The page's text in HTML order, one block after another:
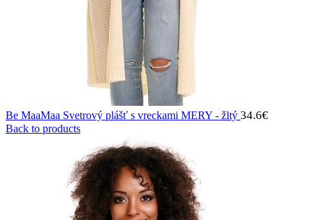
Be MaaMaa Svetrový plášť s vreckami MERY - žltý 34.6€
Back to products